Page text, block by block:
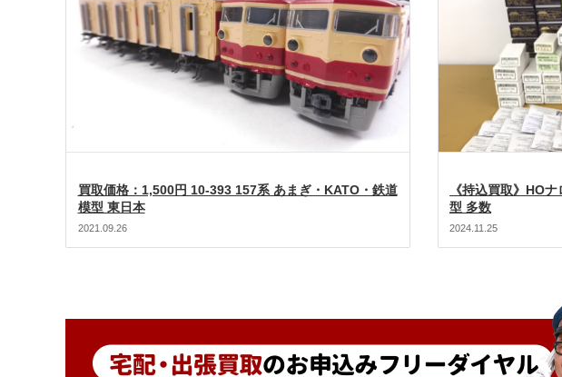
買取価格：1,500円 10-393 157系 あまぎ・KATO・鉄道
模型 東日本
2021.09.26
《持込買取》HO
型 多数
2024.11.25